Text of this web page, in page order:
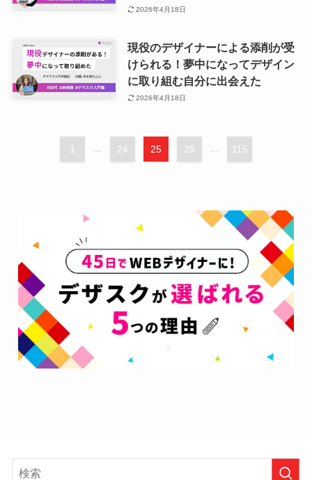
2026年4月18日
現役のデザイナーによる添削が受
けられる！夢中になってデザイン
に取り組む自分に出会えた
2026年4月18日
1 24 25 26 115